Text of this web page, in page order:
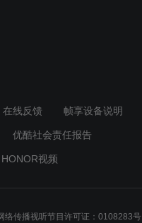
在线反馈 帧享设备说明
优酷社会责任报告
HONOR视频
络传播视听节目许可证：0108283号